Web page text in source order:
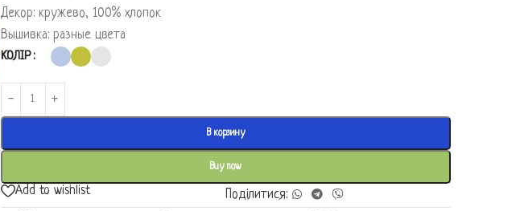
Декор: кружево, 100% хлопок
Вышивка: разные цвета
КОЛІР
В корзину
Buy now
Add to wishlist Поділитися: